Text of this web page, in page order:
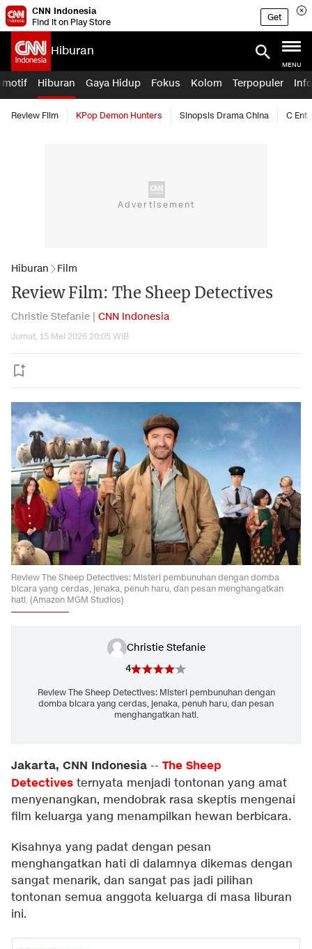
CNN Indonesia
Find it on Play Store
Get
Hiburan
MENU
Hiburan Gaya Hidup Fokus Kolom Terpopuler
Review Film KPop Demon Hunters Sinopsis Drama China C Ent
Hiburan Film
Review Film: The Sheep Detectives
Christie Stefanie | CNN Indonesia
Jumat, 15 Mei 2026 20:05 WIB
Review The Sheep Detectives: Misteri pembunuhan dengan domba
bicara yang cerdas, jenaka, penuh haru, dan pesan menghangatkan
hati. (Amazon MGM Studios)
Christie Stefanie
4
Review The Sheep Detectives: Misteri pembunuhan dengan
domba bicara yang cerdas, jenaka, penuh haru, dan pesan
menghangatkan hati.
Jakarta, CNN Indonesia -- The Sheep
Detectives ternyata menjadi tontonan yang amat
menyenangkan, mendobrak rasa skeptis mengenai
film keluarga yang menampilkan hewan berbicara.
Kisahnya yang padat dengan pesan
menghangatkan hati di dalamnya dikemas dengan
sangat menarik, dan sangat pas jadi pilihan
tontonan semua anggota keluarga di masa liburan
ini.